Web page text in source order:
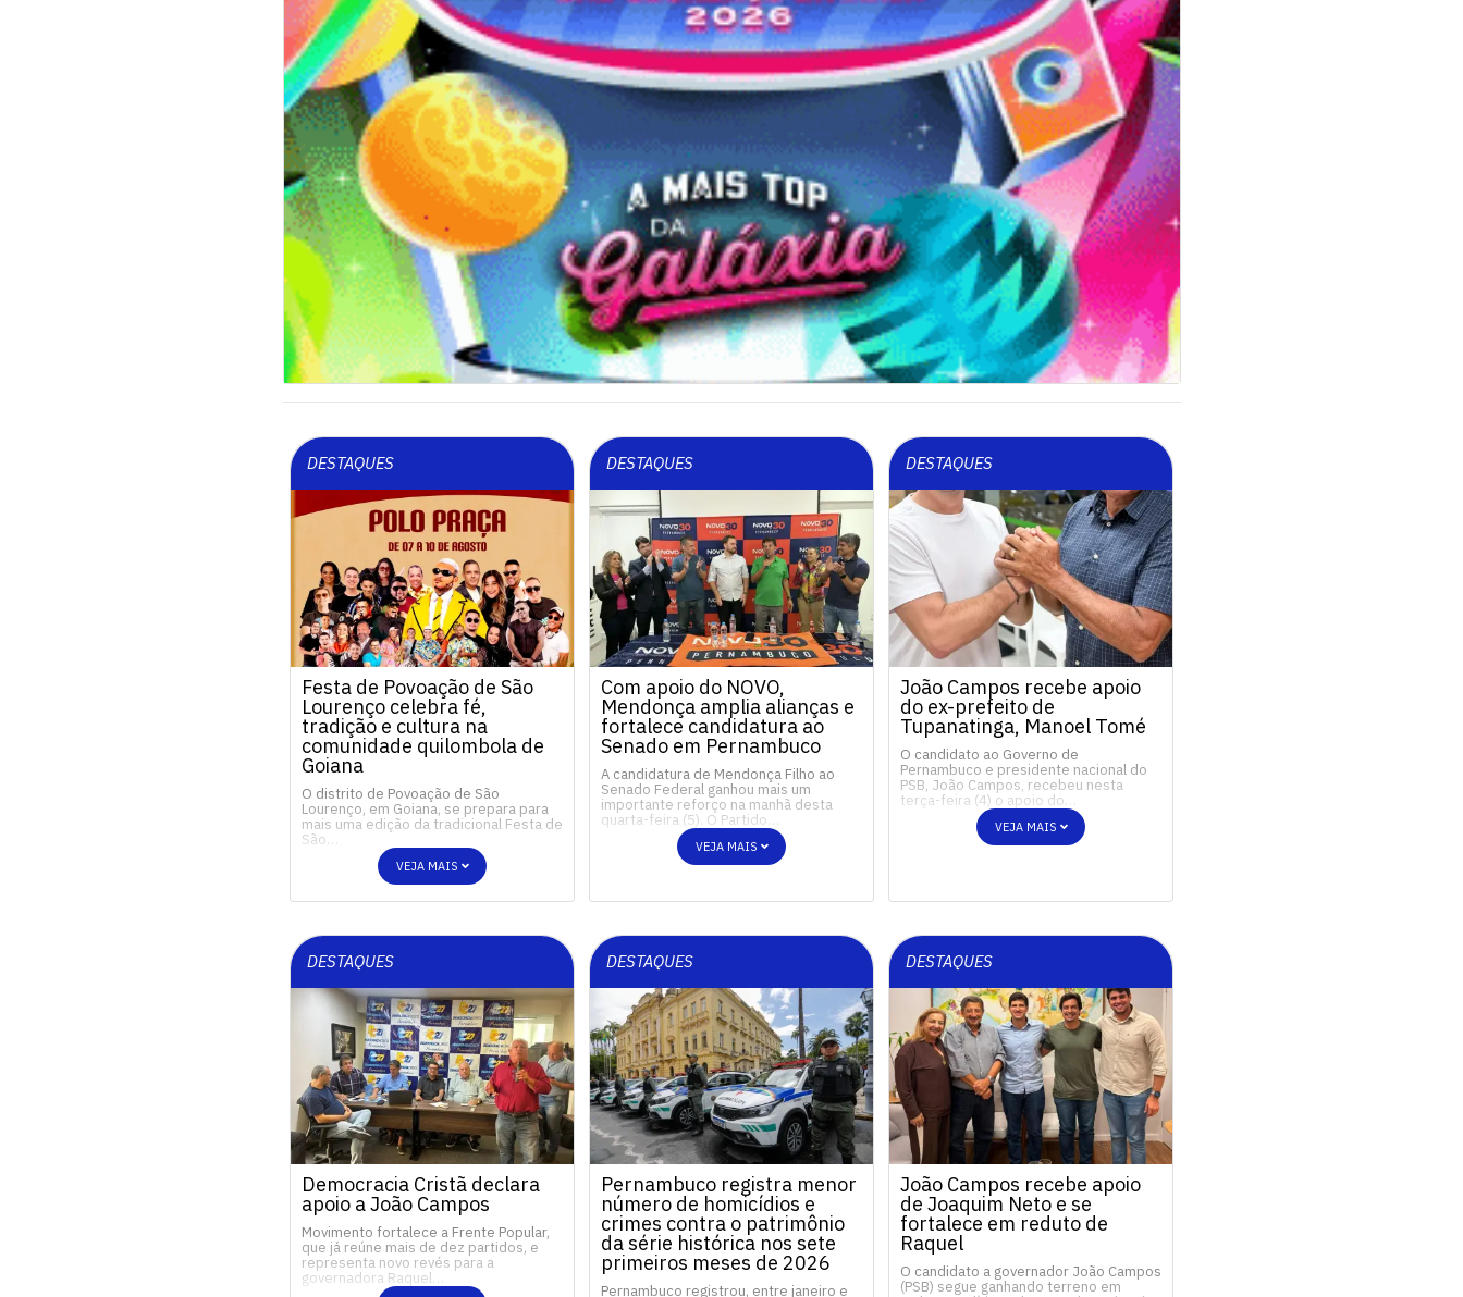
DESTAQUES
Festa de Povoação de São
Lourenço celebra fé,
tradição e cultura na
comunidade quilombola de
Goiana
O distrito de Povoação de São
Lourenço, em Goiana, se prepara para
mais uma edição da tradicional Festa de
São…
VEJA MAIS
DESTAQUES
Com apoio do NOVO,
Mendonça amplia alianças e
fortalece candidatura ao
Senado em Pernambuco
A candidatura de Mendonça Filho ao
Senado Federal ganhou mais um
importante reforço na manhã desta
quarta-feira (5). O Partido…
VEJA MAIS
DESTAQUES
João Campos recebe apoio
do ex-prefeito de
Tupanatinga, Manoel Tomé
O candidato ao Governo de
Pernambuco e presidente nacional do
PSB, João Campos, recebeu nesta
terça-feira (4) o apoio do…
VEJA MAIS
DESTAQUES
Democracia Cristã declara
apoio a João Campos
Movimento fortalece a Frente Popular,
que já reúne mais de dez partidos, e
representa novo revés para a
governadora Raquel…
DESTAQUES
Pernambuco registra menor
número de homicídios e
crimes contra o patrimônio
da série histórica nos sete
primeiros meses de 2026
Pernambuco registrou, entre janeiro e
DESTAQUES
João Campos recebe apoio
de Joaquim Neto e se
fortalece em reduto de
Raquel
O candidato a governador João Campos
(PSB) segue ganhando terreno em